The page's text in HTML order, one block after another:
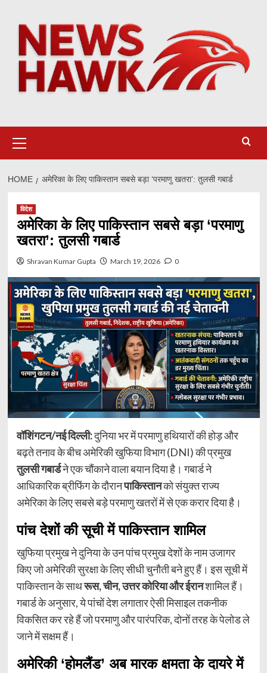
content
Menu
HOME अमेरिका के लिए पाकिस्तान सबसे बड़ा ‘परमाणु खतरा’: तुलसी गबार्ड
विदेश
अमेरिका के लिए पाकिस्तान सबसे बड़ा ‘परमाणु
खतरा’: तुलसी गबार्ड
Shravan Kumar Gupta March 19, 2026 0
वॉशिंगटन/नई दिल्ली:दुनिया भर में परमाणु हथियारों की होड़ और
बढ़ते तनाव के बीच अमेरिकी खुफिया विभाग (DNI) की प्रमुख
तुलसी गबार्डने एक चौंकाने वाला बयान दिया है। गबार्ड ने
आधिकारिक ब्रीफिंग के दौरानपाकिस्तानको संयुक्त राज्य
अमेरिका के लिए सबसे बड़े परमाणु खतरों में से एक करार दिया है।
पांच देशों की सूची में पाकिस्तान शामिल
खुफिया प्रमुख ने दुनिया के उन पांच प्रमुख देशों के नाम उजागर
किए जो अमेरिकी सुरक्षा के लिए सीधी चुनौती बने हुए हैं। इस सूची में
पाकिस्तान के साथरूस, चीन, उत्तर कोरिया और ईरानशामिल हैं।
गबार्ड के अनुसार, ये पांचों देश लगातार ऐसी मिसाइल तकनीक
विकसित कर रहे हैं जो परमाणु और पारंपरिक, दोनों तरह के पेलोड ले
जाने में सक्षम हैं।
अमेरिकी ‘होमलैंड’ अब मारक क्षमता के दायरे में